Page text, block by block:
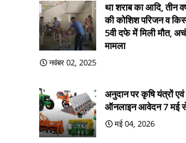
था शराब का आदि, तीन
की कोशिश परिजन व
5वी दफे में मिली मौत,
मामला
नवंबर 02, 2025
अनुदान पर कृषि यंत्रों एवं
ऑनलाइन आवेदन 7 मई
मई 04, 2026